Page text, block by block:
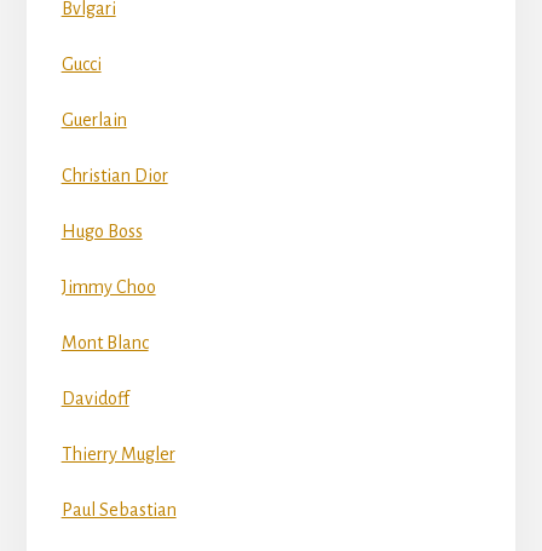
Bvlgari
Gucci
Guerlain
Christian Dior
Hugo Boss
Jimmy Choo
Mont Blanc
Davidoff
Thierry Mugler
Paul Sebastian